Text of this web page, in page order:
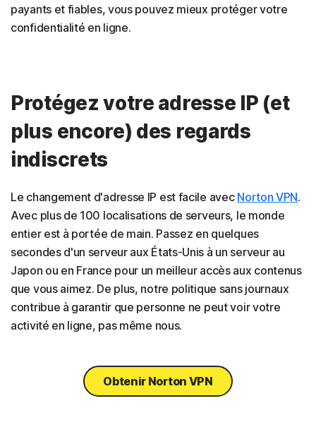
payants et fiables, vous pouvez mieux protéger votre
confidentialité en ligne.
Protégez votre adresse IP (et
plus encore) des regards
indiscrets
Le changement d'adresse IP est facile avec Norton VPN.
Avec plus de 100 localisations de serveurs, le monde
entier est à portée de main. Passez en quelques
secondes d'un serveur aux États-Unis à un serveur au
Japon ou en France pour un meilleur accès aux contenus
que vous aimez. De plus, notre politique sans journaux
contribue à garantir que personne ne peut voir votre
activité en ligne, pas même nous.
Obtenir Norton VPN